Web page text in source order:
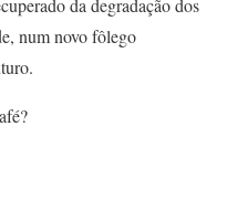
da degradação dos
num novo fôlego